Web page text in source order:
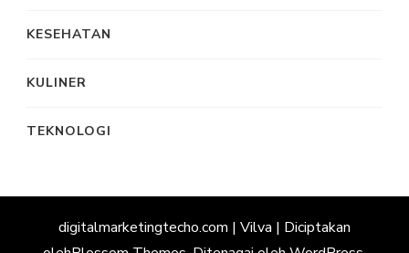
KESEHATAN
KULINER
TEKNOLOGI
digitalmarketingtecho.com | Vilva | Diciptakan